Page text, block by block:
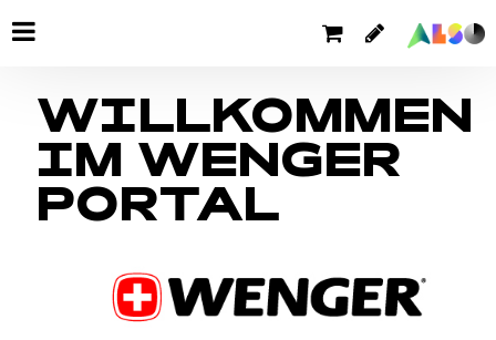
WILLKOMMEN
IM WENGER
PORTAL